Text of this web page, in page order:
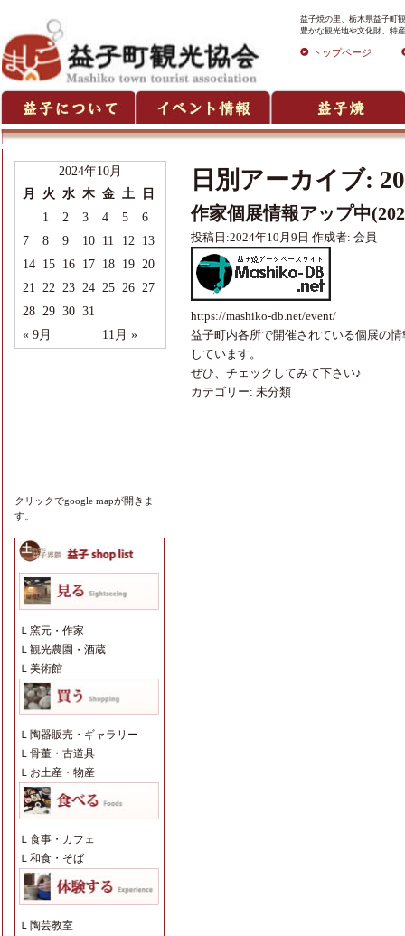
益子焼の里、栃木県益子町
豊かな観光地や文化財、特
トップページ
2024年10月
月
火 水 木 金 土 日
« 9月 11月 »
1 2 3 4 5
6
7
8 9 10 11 12 13
14 15 16 17 18 19 20
21 22 23 24 25 26 27
28 29 30 31
クリックでgoogle mapが開きま
す。
Ｌ 窯元・作家
Ｌ 観光農園・酒蔵
Ｌ 美術館
Ｌ 陶器販売・ギャラリー
Ｌ 骨董・古道具
Ｌ お土産・物産
Ｌ 食事・カフェ
Ｌ 和食・そば
Ｌ 陶芸教室
日別アーカイブ:
作家個展情報アップ中
投稿日:2024年10月9日 作成者: 会員
https://mashiko-db.net/event/
益子町内各所で開催されている個展の
しています。
ぜひ、チェックしてみて下さい♪
カテゴリー: 未分類